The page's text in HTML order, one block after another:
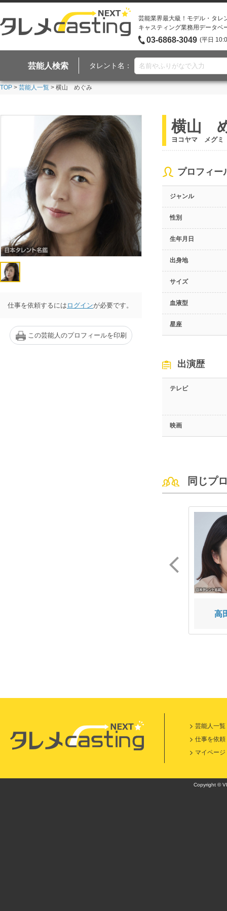
芸能業界最大級！モデル・タレ
キャスティング業務用データベ
03-6868-3049 (平日
芸能人検索 タレント名：
TOP > 芸能人一覧 > 横山 めぐみ
仕事を依頼するには ログインが必要です。
この芸能人のプロフィールを印刷
横山
ヨコヤマ メグミ
プロフィー
ジャンル
性別
生年月日
出身地
サイズ
血液型
星座
出演歴
テレビ
映画
同じプ
高
芸能人一覧
仕事を依頼
マイページ
Copyright ©